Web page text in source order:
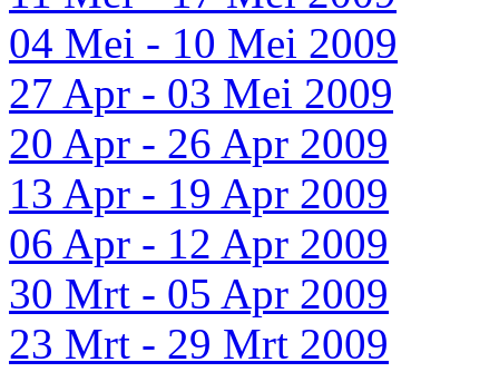
04 Mei - 10 Mei 2009
27 Apr - 03 Mei 2009
20 Apr - 26 Apr 2009
13 Apr - 19 Apr 2009
06 Apr - 12 Apr 2009
30 Mrt - 05 Apr 2009
23 Mrt - 29 Mrt 2009